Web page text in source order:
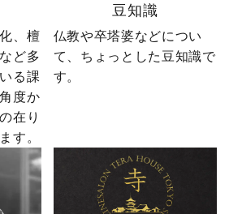
説
向
社
！▶
気
#日
ーーーーーー 創業明治15
年｜卒塔婆専門メーカー
東京・日の出町を拠点
に、全国6,000以上のお寺
とお取引する、 お寺のこ
しながら、 住職・寺院向
けの有益な情報や やじ社
長の日常まで発信中！▶
@sotoubaya140 ご相談は
、檀
ど多
る課
度か
在り
す。
豆知識
仏教や卒塔婆などについ
て、ちょっとした豆知識で
す。